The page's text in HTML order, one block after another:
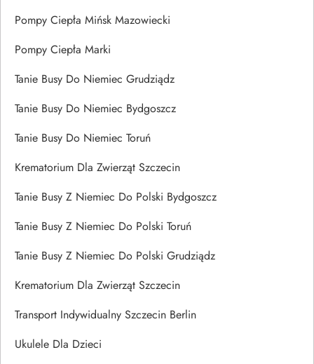
Pompy Ciepła Mińsk Mazowiecki
Pompy Ciepła Marki
Tanie Busy Do Niemiec Grudziądz
Tanie Busy Do Niemiec Bydgoszcz
Tanie Busy Do Niemiec Toruń
Krematorium Dla Zwierząt Szczecin
Tanie Busy Z Niemiec Do Polski Bydgoszcz
Tanie Busy Z Niemiec Do Polski Toruń
Tanie Busy Z Niemiec Do Polski Grudziądz
Krematorium Dla Zwierząt Szczecin
Transport Indywidualny Szczecin Berlin
Ukulele Dla Dzieci